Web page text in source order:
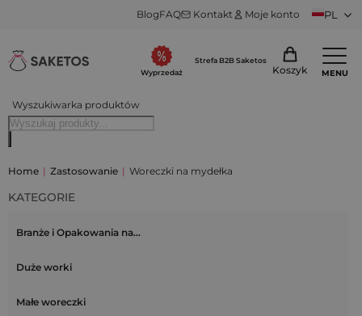
BlogFAQ Kontakt Moje konto PL
Wyszukiwarka produktów
Wyprzedaż
Strefa B2B Saketos
Koszyk MENU
Home | Zastosowanie | Woreczki na mydełka
KATEGORIE
Branże i Opakowania na…
Duże worki
Małe woreczki